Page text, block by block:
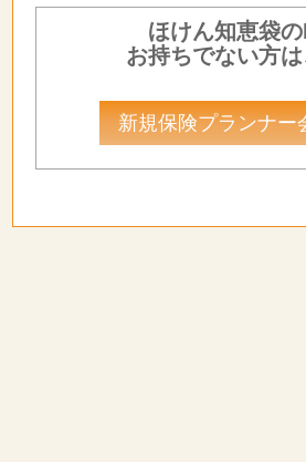
ほけん知恵袋
お持ちでない方
新規保険プランナー